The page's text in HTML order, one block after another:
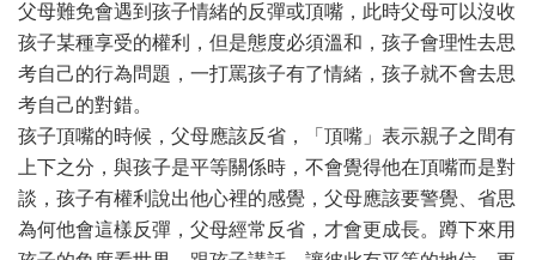
父母難免會遇到孩子情緒的反彈或頂嘴，此時父母可以沒收
孩子某種享受的權利，但是態度必須溫和，孩子會理性去思
考自己的行為問題，一打罵孩子有了情緒，孩子就不會去思
考自己的對錯。
孩子頂嘴的時候，父母應該反省，「頂嘴」表示親子之間有
上下之分，與孩子是平等關係時，不會覺得他在頂嘴而是對
談，孩子有權利說出他心裡的感覺，父母應該要警覺、省思
為何他會這樣反彈，父母經常反省，才會更成長。蹲下來用